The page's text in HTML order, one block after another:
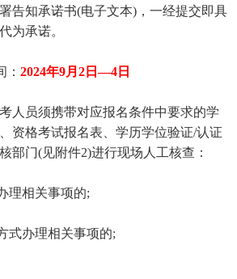
告知承诺书(电子文本)，一经提交即具
为承诺。
2024年9月2日—4日
人员须携带对应报名条件中要求的学
资格考试报名表、学历学位验证/认证
部门(见附件2)进行现场人工核查：
理相关事项的;
式办理相关事项的;